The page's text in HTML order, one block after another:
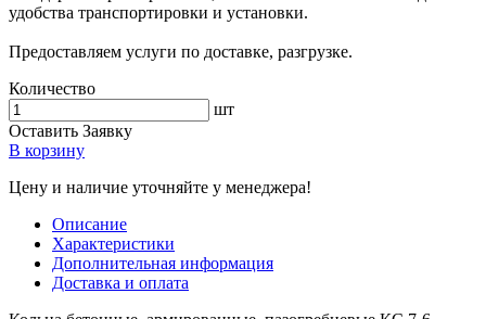
удобства транспортировки и установки.
Предоставляем услуги по доставке, разгрузке.
Количество
шт
Оставить Заявку
В корзину
Цену и наличие уточняйте у менеджера!
Описание
Характеристики
Дополнительная информация
Доставка и оплата